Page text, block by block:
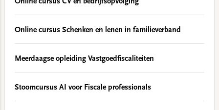
Online cursus Schenken en lenen in familieverband
Meerdaagse opleiding Vastgoedfiscaliteiten
Stoomcursus AI voor Fiscale professionals